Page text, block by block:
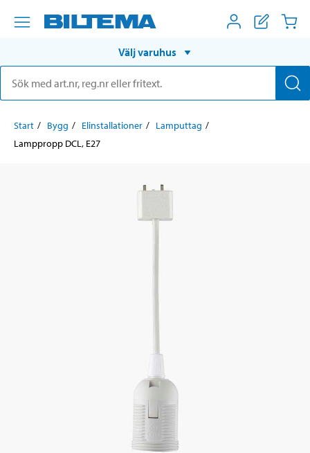
Välj varuhus
Start Bygg Elinstallationer
Lamputtag
Lamppropp DCL, E27